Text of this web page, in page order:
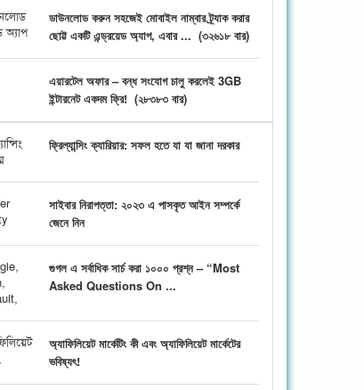
ডাউনলোড করুন সহজেই মোবাইল নাম্বার ট্র্যাক করার
ছোট্ট একটি এন্ড্রয়েড অ্যাপ, এবার ... (৩২৬১৮ বার)
এয়ারটেল অফার – বন্ধ সংযোগ চালু করলেই 3GB
ইন্টারনেট একদম ফ্রি!(২৮৩৮৩ বার)
ফ্রিল্যান্সিং ক্যারিয়ার: সফল হতে যা যা জানা দরকার
সাইবার নিরাপত্তা: ২০২৩ এ পাসকৃত আইন সম্পর্কে
জেনে নিন
গুগল এ সর্বাধিক সার্চ করা ১০০০ প্রশ্ন – “Most
Asked Questions On ...
অ্যাফিলিয়েট মার্কেটিং কী এবং অ্যাফিলিয়েট মার্কেটের
ভবিষ্যৎ!